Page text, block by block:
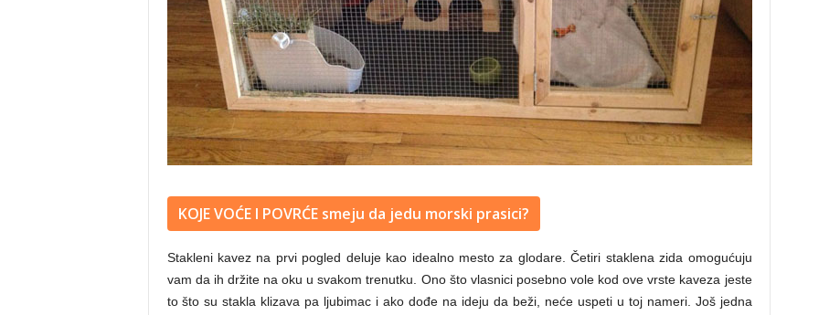
KOJE VOĆE I POVRĆE smeju da jedu morski prasici?
Stakleni kavez na prvi pogled deluje kao idealno mesto za glodare. Četiri staklena zida omogućuju
vam da ih držite na oku u svakom trenutku. Ono što vlasnici posebno vole kod ove vrste kaveza jeste
to što su stakla klizava pa ljubimac i ako dođe na ideju da beži, neće uspeti u toj nameri. Još jedna